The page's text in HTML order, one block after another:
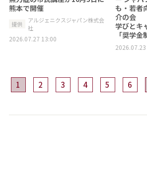
熊本で開催
提供
アルジェニクスジャパン株式会
社
2026.07.27 13:00
も・若者
介の会
学びとキ
「奨学
1 2 3 4 5 6